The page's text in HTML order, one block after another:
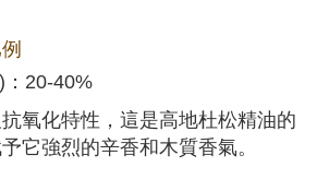
20-40%
氧化特性，這是高地杜松精油的
它強烈的辛香和木質香氣。